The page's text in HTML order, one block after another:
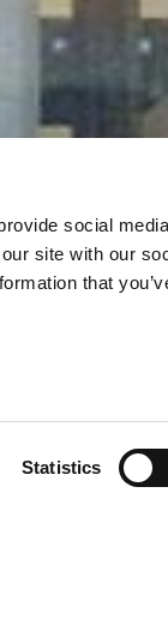
social
site with our
that
Statistics